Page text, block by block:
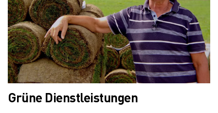
Grüne Dienstleistungen